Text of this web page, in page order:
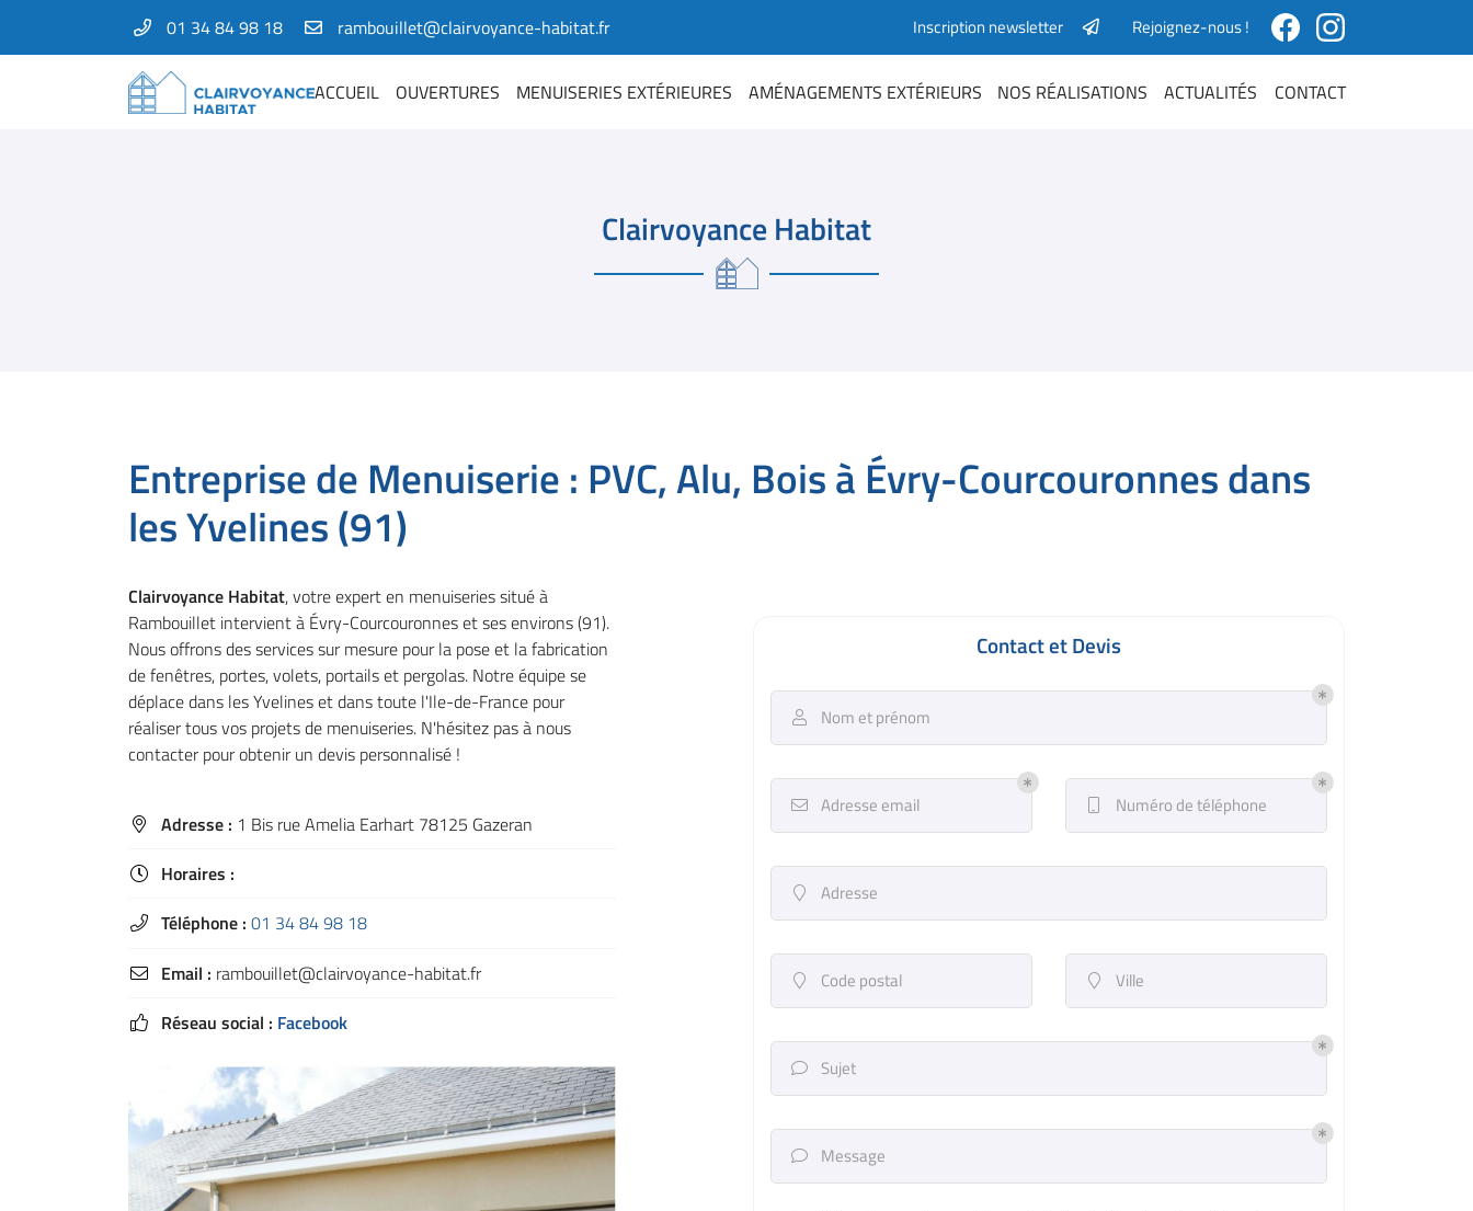
01 34 84 98 18 Inscription newsletter Rejoignez-nous !
ACCUEIL OUVERTURES MENUISERIES EXTÉRIEURES AMÉNAGEMENTS EXTÉRIEURS NOS RÉALISATIONS ACTUALITÉS CONTACT
1 Bis rue Amelia Earhart
78125 Gazeran
01 34 84 98 18
En cochant cette case, vous consentez à recevoir nos propositions commerciales à l'adresse
email indiqué ci-dessus. Vous pouvez vous désinscrire à tout moment en utilisantle formulaire
de désinscription.
Inscription
Clairvoyance Habitat
Entreprise de Menuiserie : PVC, Alu, Bois à Évry-Courcouronnes dans
les Yvelines (91)
Clairvoyance Habitat, votre expert en menuiseries situé à
Rambouillet intervient à Évry-Courcouronnes et ses environs (91).
Nous offrons des services sur mesure pour la pose et la fabrication
de fenêtres, portes, volets, portails et pergolas. Notre équipe se
déplace dans les Yvelines et dans toute l'Ile-de-France pour
réaliser tous vos projets de menuiseries. N'hésitez pas à nous
contacter pour obtenir un devis personnalisé !
 Adresse : 1 Bis rue Amelia Earhart 78125 Gazeran
 Horaires :
 Téléphone : 01 34 84 98 18
 Email : rambouillet@clairvoyance-habitat.fr
 Réseau social : Facebook
Contact et Devis
 Nom et prénom
 Adresse email Numéro de téléphone
 Adresse
 Code postal  Ville
 Sujet
 Message